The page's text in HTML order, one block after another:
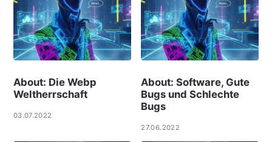
About: Die Webp
Weltherrschaft
03.07.2022
About: Software, Gute
Bugs und Schlechte
Bugs
27.06.2022